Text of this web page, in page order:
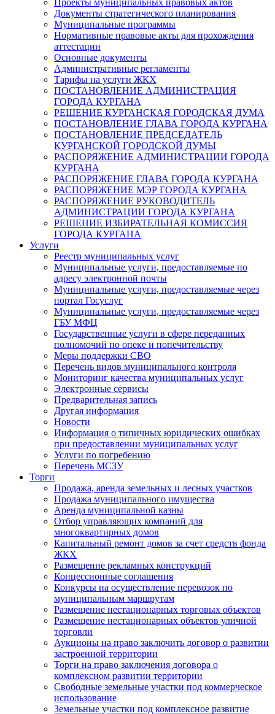
Проекты муниципальных правовых актов
Документы стратегического планирования
Муниципальные программы
Нормативные правовые акты для прохождения
аттестации
Основные документы
Административные регламенты
Тарифы на услуги ЖКХ
ПОСТАНОВЛЕНИЕ АДМИНИСТРАЦИЯ
ГОРОДА КУРГАНА
РЕШЕНИЕ КУРГАНСКАЯ ГОРОДСКАЯ ДУМА
ПОСТАНОВЛЕНИЕ ГЛАВА ГОРОДА КУРГАНА
ПОСТАНОВЛЕНИЕ ПРЕДСЕДАТЕЛЬ
КУРГАНСКОЙ ГОРОДСКОЙ ДУМЫ
РАСПОРЯЖЕНИЕ АДМИНИСТРАЦИИ ГОРОДА
КУРГАНА
РАСПОРЯЖЕНИЕ ГЛАВА ГОРОДА КУРГАНА
РАСПОРЯЖЕНИЕ МЭР ГОРОДА КУРГАНА
РАСПОРЯЖЕНИЕ РУКОВОДИТЕЛЬ
АДМИНИСТРАЦИИ ГОРОДА КУРГАНА
РЕШЕНИЕ ИЗБИРАТЕЛЬНАЯ КОМИССИЯ
ГОРОДА КУРГАНА
Услуги
Реестр муниципальных услуг
Муниципальные услуги, предоставляемые по
адресу электронной почты
Муниципальные услуги, предоставляемые через
портал Госуслуг
Муниципальные услуги, предоставляемые через
ГБУ МФЦ
Государственные услуги в сфере переданных
полномочий по опеке и попечительству
Меры поддержки СВО
Перечень видов муниципального контроля
Мониторинг качества муниципальных услуг
Электронные сервисы
Предварительная запись
Другая информация
Новости
Информация о типичных юридических ошибках
при предоставлении муниципальных услуг
Услуги по погребению
Перечень МСЗУ
Торги
Продажа, аренда земельных и лесных участков
Продажа муниципального имущества
Аренда муниципальной казны
Отбор управляющих компаний для
многоквартирных домов
Капитальный ремонт домов за счет средств фонда
ЖКХ
Размещение рекламных конструкций
Концессионные соглашения
Конкурсы на осуществление перевозок по
муниципальным маршрутам
Размещение нестационарных торговых объектов
Размещение нестационарных объектов уличной
торговли
Аукционы на право заключить договор о развитии
застроенной территории
Торги на право заключения договора о
комплексном развитии территории
Свободные земельные участки под коммерческое
использование
Земельные участки под комплексное развитие